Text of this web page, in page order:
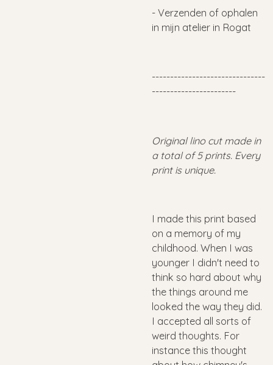
- Verzenden of ophalen
in mijn atelier in Rogat
-------------------------------
-----------------------
Original lino cut made in
a total of 5 prints. Every
print is unique.
I made this print based
on a memory of my
childhood. When I was
younger I didn't need to
think so hard about why
the things around me
looked the way they did.
I accepted all sorts of
weird thoughts. For
instance this thought